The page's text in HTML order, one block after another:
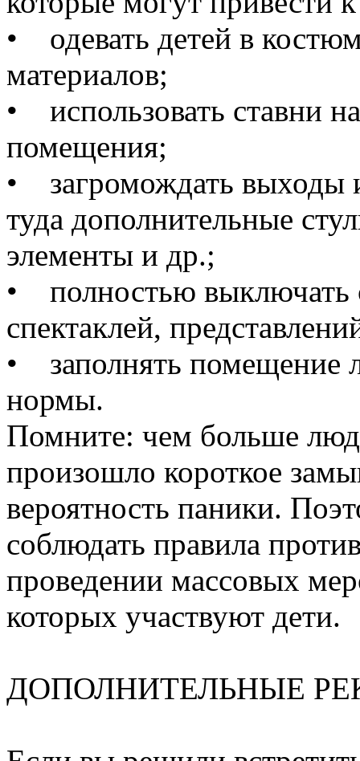
• одевать детей в
материалов;
• использовать ставни
помещения;
• загромождать выходы
туда дополнительные
элементы и др.;
• полностью выключать
спектаклей,
• заполнять помещение
нормы.
Помните: чем больше
произошло короткое
вероятность паники.
соблюдать правила
проведении массовых
которых участвуют дети.
ДОПОЛНИТЕЛЬНЫЕ